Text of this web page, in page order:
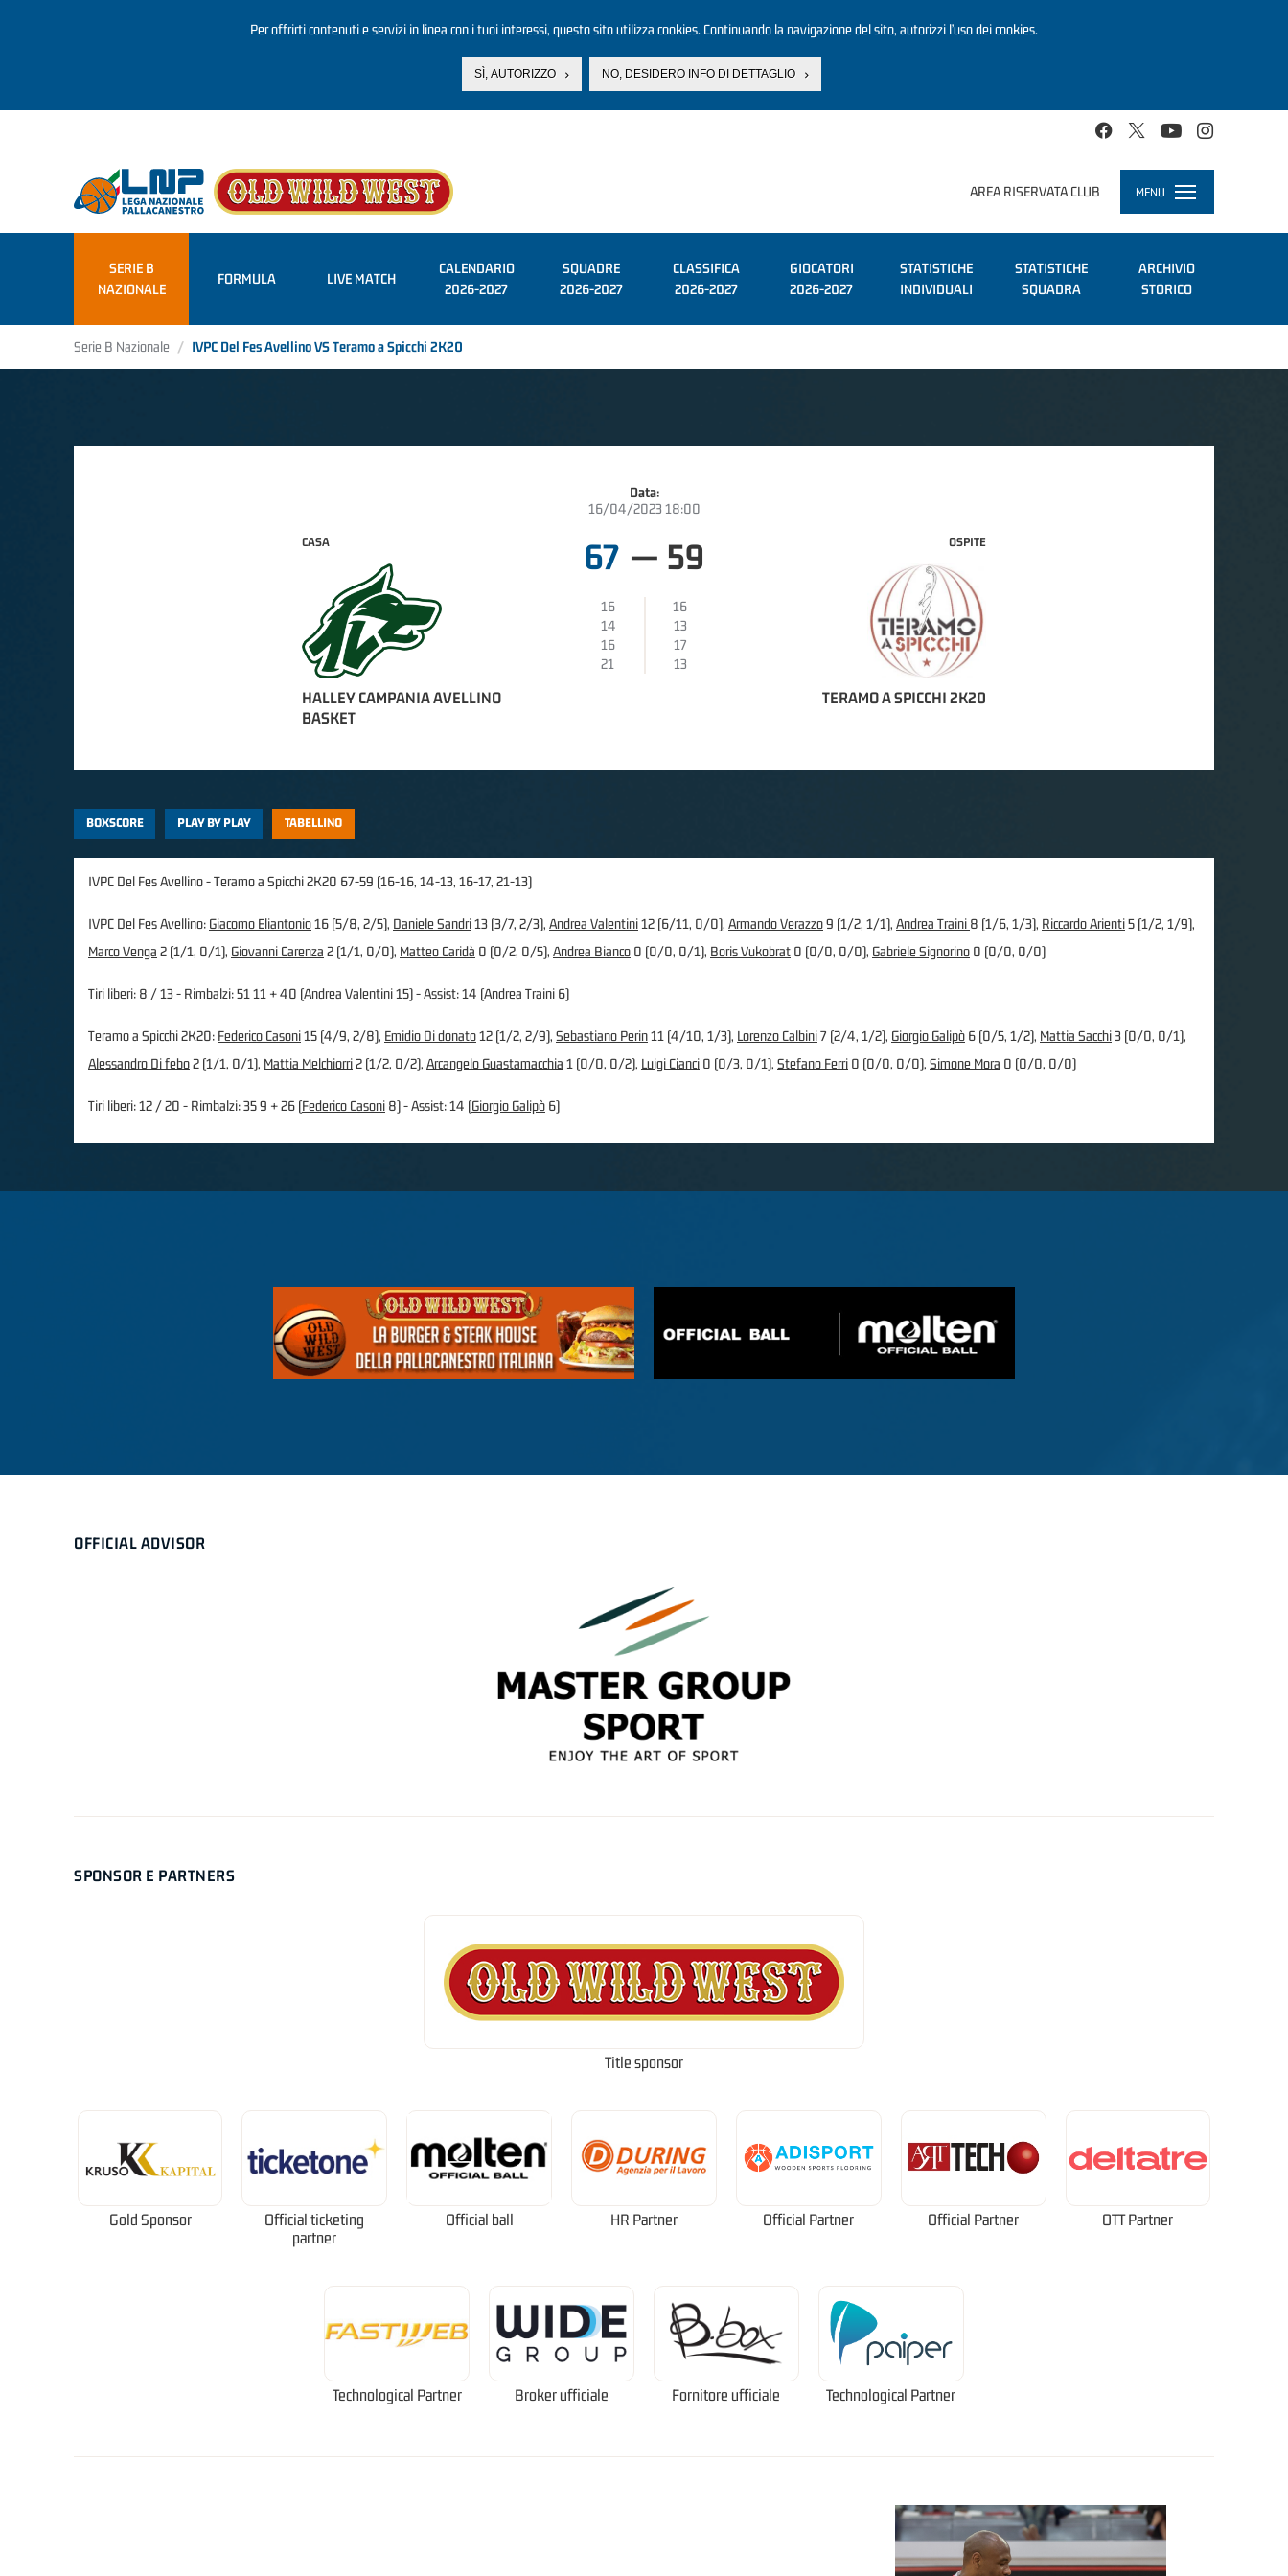
Per offrirti contenuti e servizi in linea con i tuoi interessi, questo sito utilizza cookies. Continuando la navigazione del sito, autorizzi l’uso dei cookies.
SÌ, AUTORIZZO NO, DESIDERO INFO DI DETTAGLIO
AREA RISERVATA CLUB MENU
Toggle
navigation
SERIE B
NAZIONALE
FORMULA LIVE MATCH
CALENDARIO
2026-2027
SQUADRE
2026-2027
CLASSIFICA
2026-2027
GIOCATORI
2026-2027
STATISTICHE
INDIVIDUALI
STATISTICHE
SQUADRA
ARCHIVIO
STORICO
Serie B Nazionale IVPC Del Fes Avellino VS Teramo a Spicchi 2K20
Data:
16/04/2023 18:00
CASA
HALLEY CAMPANIA AVELLINO
BASKET
67 — 59
16
16
14
13
16
17
21
13
OSPITE
TERAMO A SPICCHI 2K20
BOXSCORE PLAY BY PLAY TABELLINO
IVPC Del Fes Avellino - Teramo a Spicchi 2K20 67-59 (16-16, 14-13, 16-17, 21-13)
IVPC Del Fes Avellino: Giacomo Eliantonio16 (5/8, 2/5), Daniele Sandri13 (3/7, 2/3), Andrea Valentini12 (6/11, 0/0), Armando Verazzo9 (1/2, 1/1), Andrea Traini 8 (1/6, 1/3), Riccardo Arienti5 (1/2, 1/9),
Marco Venga 2 (1/1, 0/1), Giovanni Carenza 2 (1/1, 0/0), Matteo Caridà 0 (0/2, 0/5), Andrea Bianco 0 (0/0, 0/1), Boris Vukobrat 0 (0/0, 0/0), Gabriele Signorino 0 (0/0, 0/0)
Tiri liberi: 8 / 13 - Rimbalzi: 51 11 + 40 (Andrea Valentini15) - Assist: 14 (Andrea Traini 6)
Teramo a Spicchi 2K20: Federico Casoni15 (4/9, 2/8), Emidio Di donato12 (1/2, 2/9), Sebastiano Perin11 (4/10, 1/3), Lorenzo Calbini7 (2/4, 1/2), Giorgio Galipò 6 (0/5, 1/2), Mattia Sacchi3 (0/0, 0/1),
Alessandro Di febo2 (1/1, 0/1), Mattia Melchiorri2 (1/2, 0/2), Arcangelo Guastamacchia 1 (0/0, 0/2), Luigi Cianci 0 (0/3, 0/1), Stefano Ferri 0 (0/0, 0/0), Simone Mora 0 (0/0, 0/0)
Tiri liberi: 12 / 20 - Rimbalzi: 35 9 + 26 (Federico Casoni 8) - Assist: 14 (Giorgio Galipò 6)
OFFICIAL ADVISOR
SPONSOR E PARTNERS
Title sponsor
Gold Sponsor
Official ticketing
partner
Official ball HR Partner Official Partner Official Partner OTT Partner
Technological Partner Broker ufficiale Fornitore ufficiale Technological Partner